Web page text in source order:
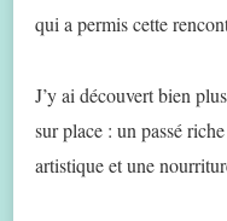
qui a permis cette
J’y ai découvert bien
sur place : un passé
artistique et une